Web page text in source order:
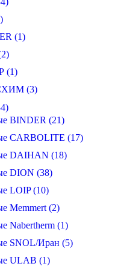
(1)
(1)
(3)
BINDER (21)
CARBOLITE (17)
DAIHAN (18)
DION (38)
LOIP (10)
Memmert (2)
Nabertherm (1)
SNOL/Иран (5)
ULAB (1)